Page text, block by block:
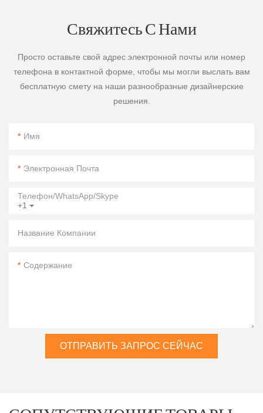
Свяжитесь С Нами
Просто оставьте свой адрес электронной почты или номер
телефона в контактной форме, чтобы мы могли выслать вам
бесплатную смету на наши разнообразные дизайнерские
решения.
Имя
Электронная Почта
+1
Телефон/WhatsApp/Skype
Название Компании
Содержание
ОТПРАВИТЬ ЗАПРОС СЕЙЧАС